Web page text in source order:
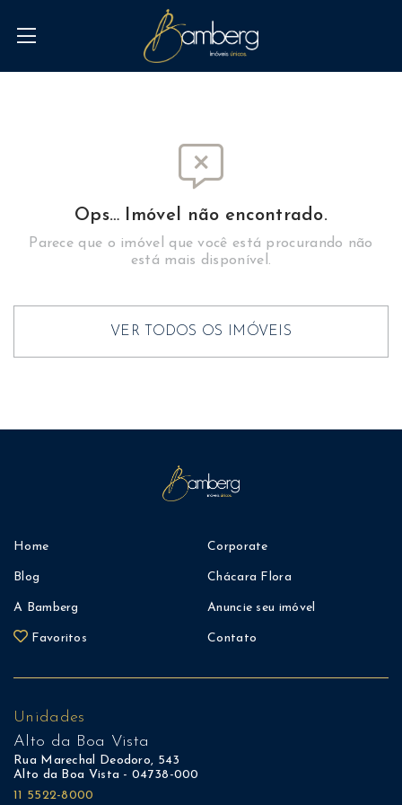
Ops… Imóvel não encontrado.
Parece que o imóvel que você está procurando não
está mais disponível.
VER TODOS OS IMÓVEIS
Home
Blog
A Bamberg
Favoritos
Corporate
Chácara Flora
Anuncie seu imóvel
Contato
Unidades
Alto da Boa Vista
Rua Marechal Deodoro, 543
Alto da Boa Vista - 04738-000
11 5522-8000